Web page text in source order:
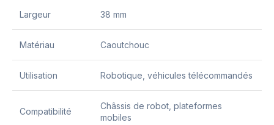
Largeur 38 mm
Matériau Caoutchouc
Utilisation Robotique, véhicules télécommandés
Compatibilité
Châssis de robot, plateformes
mobiles